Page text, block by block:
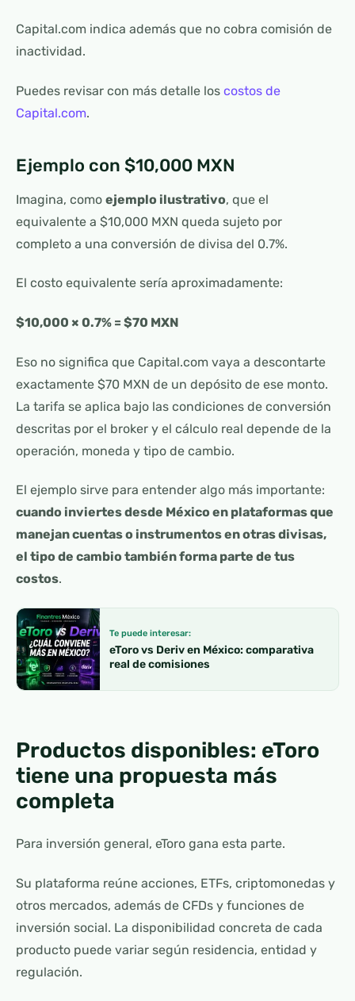
Capital.com indica además que no cobra comisión de
inactividad.
Puedes revisar con más detalle los costos de
Capital.com.
Ejemplo con $10,000 MXN
Imagina, como ejemplo ilustrativo, que el
equivalente a $10,000 MXN queda sujeto por
completo a una conversión de divisa del 0.7%.
El costo equivalente sería aproximadamente:
$10,000 × 0.7% = $70 MXN
Eso no significa que Capital.com vaya a descontarte
exactamente $70 MXN de un depósito de ese monto.
La tarifa se aplica bajo las condiciones de conversión
descritas por el broker y el cálculo real depende de la
operación, moneda y tipo de cambio.
El ejemplo sirve para entender algo más importante:
cuando inviertes desde México en plataformas que
manejan cuentas o instrumentos en otras divisas,
el tipo de cambio también forma parte de tus
costos.
Te puede interesar:
eToro vs Deriv en México: comparativa
real de comisiones
Productos disponibles: eToro
tiene una propuesta más
completa
Para inversión general, eToro gana esta parte.
Su plataforma reúne acciones, ETFs, criptomonedas y
otros mercados, además de CFDs y funciones de
inversión social. La disponibilidad concreta de cada
producto puede variar según residencia, entidad y
regulación.